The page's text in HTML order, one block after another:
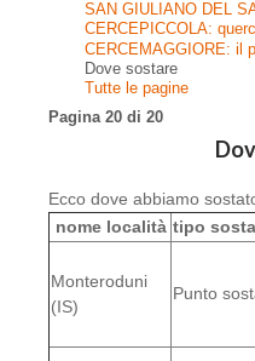
SAN GIULIANO DEL
CERCEPICCOLA:
CERCEMAGGIORE: il
Dove sostare
Tutte le pagine
Pagina 20 di 20
Ecco dove abbiamo
nome località tipo sosta
Monteroduni
(IS)
Punto